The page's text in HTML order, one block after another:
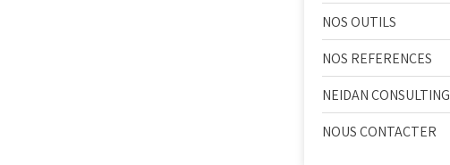
NOS OUTILS
NOS REFERENCES
NEIDAN CONSULTING
NOUS CONTACTER